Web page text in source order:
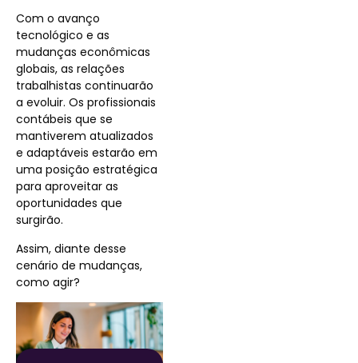
Com o avanço
tecnológico e as
mudanças econômicas
globais, as relações
trabalhistas continuarão
a evoluir. Os profissionais
contábeis que se
mantiverem atualizados
e adaptáveis estarão em
uma posição estratégica
para aproveitar as
oportunidades que
surgirão.
Assim, diante desse
cenário de mudanças,
como agir?